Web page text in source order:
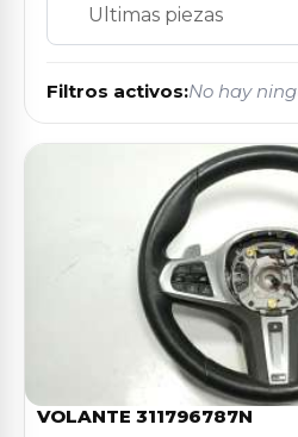
Filtros activos:No hay
VOLANTE 311796787N